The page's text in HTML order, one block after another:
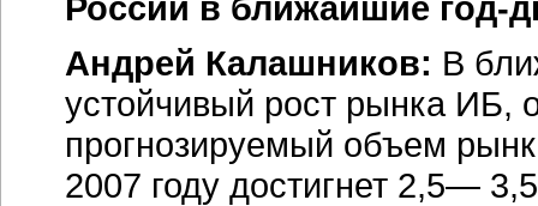
Андрей Калашников: В
устойчивый рост рынка
прогнозируемый объем
2007 году достигнет 2,5—